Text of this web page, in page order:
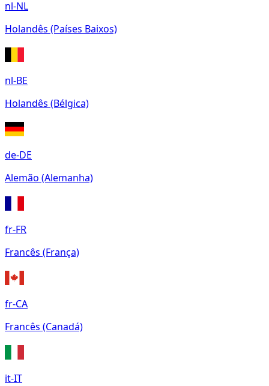
nl-NL
Holandês (Países Baixos)
nl-BE
Holandês (Bélgica)
de-DE
Alemão (Alemanha)
fr-FR
Francês (França)
fr-CA
Francês (Canadá)
it-IT